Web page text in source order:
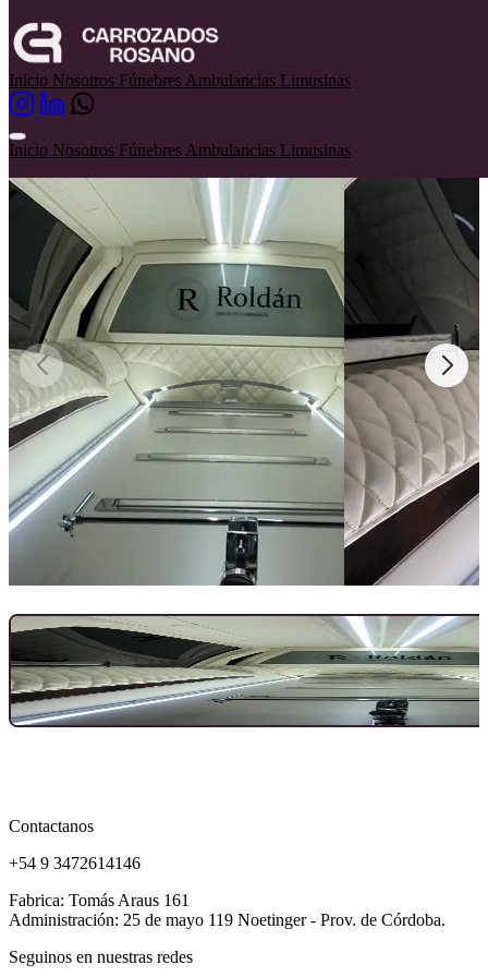
Inicio Nosotros Fúnebres Ambulancias Limusinas
Inicio Nosotros Fúnebres Ambulancias Limusinas
Funebres
Mercedes Benz
Mercedes Benz
Contactanos
+54 9 3472614146
Fabrica: Tomás Araus 161
Administración: 25 de mayo 119 Noetinger - Prov. de Córdoba.
Seguinos en nuestras redes